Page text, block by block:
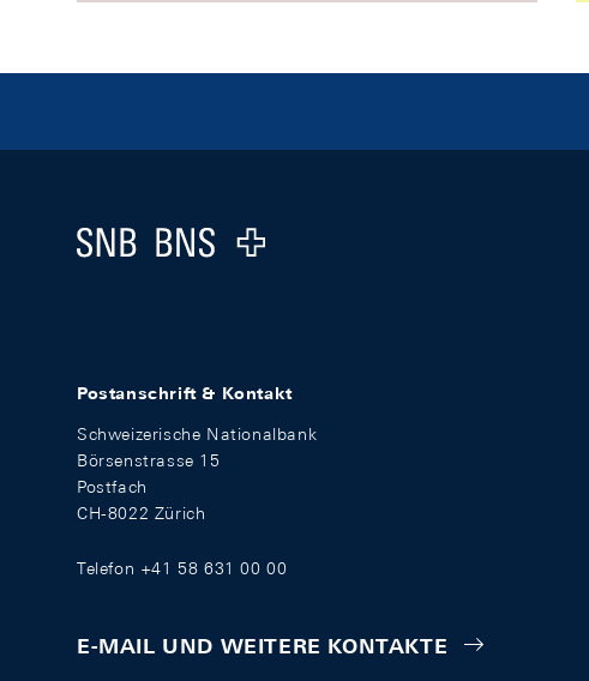
Logo
Postanschrift & Kontakt
Schweizerische Nationalbank
Börsenstrasse 15
Postfach
CH-8022 Zürich
Telefon +41 58 631 00 00
E-MAIL UND WEITERE KONTAKTE